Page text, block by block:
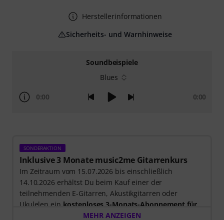
Soundbeispiele
Blues
0:00 0:00
SONDERAKTION
Inklusive 3 Monate music2me Gitarrenkurs
Im Zeitraum vom 15.07.2026 bis einschließlich
14.10.2026 erhältst Du beim Kauf einer der
teilnehmenden E-Gitarren, Akustikgitarren oder
Ukulelen ein kostenloses 3-Monats-Abonnement für
einen Onlinekurs von music2me im Wert von EUR
MEHR ANZEIGEN
Herstellerinformationen
Sicherheits- und Warnhinweise